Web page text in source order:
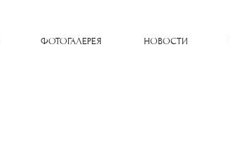
ФОТОГАЛЕРЕЯ НОВОСТИ